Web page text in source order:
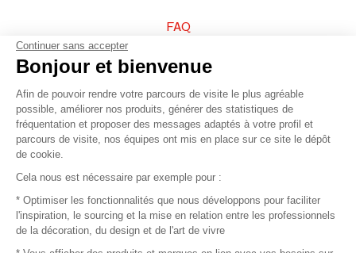
FAQ
Vendez vos produits
Plan du site
© 2016 –Organisation SAFI
Recrutement
Continuer sans accepter
Bonjour et bienvenue
Afin de pouvoir rendre votre parcours de visite le plus agréable
possible, améliorer nos produits, générer des statistiques de
fréquentation et proposer des messages adaptés à votre profil et
parcours de visite, nos équipes ont mis en place sur ce site le dépôt
de cookie.
Cela nous est nécessaire par exemple pour :
* Optimiser les fonctionnalités que nous développons pour faciliter
l'inspiration, le sourcing et la mise en relation entre les professionnels
de la décoration, du design et de l'art de vivre